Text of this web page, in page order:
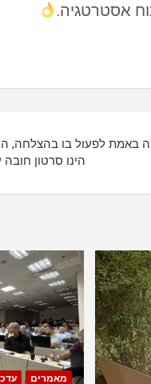
אסטרטגיה.
הינו סרטון
מאמרים